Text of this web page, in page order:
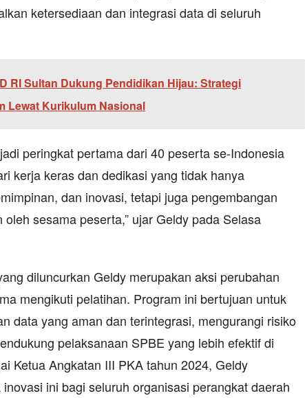
ketersediaan dan integrasi data di seluruh
RI Sultan Dukung Pendidikan Hijau: Strategi
Lewat Kurikulum Nasional
peringkat pertama dari 40 peserta se-Indonesia
kerja keras dan dedikasi yang tidak hanya
dan inovasi, tetapi juga pengembangan
sesama peserta,” ujar Geldy pada Selasa
diluncurkan Geldy merupakan aksi perubahan
mengikuti pelatihan. Program ini bertujuan untuk
data yang aman dan terintegrasi, mengurangi risiko
pelaksanaan SPBE yang lebih efektif di
Ketua Angkatan III PKA tahun 2024, Geldy
ini bagi seluruh organisasi perangkat daerah